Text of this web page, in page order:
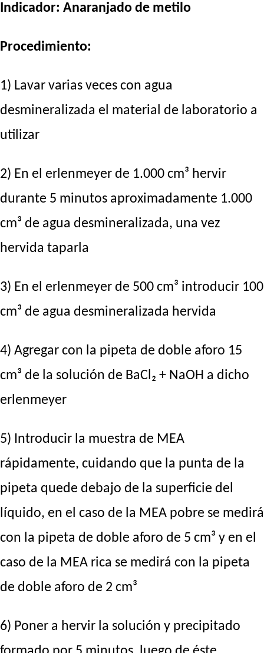
Indicador: Anaranjado de metilo
Procedimiento:
1) Lavar varias veces con agua
desmineralizada el material de laboratorio a
utilizar
2) En el erlenmeyer de 1.000 cm³ hervir
durante 5 minutos aproximadamente 1.000
cm³ de agua desmineralizada, una vez
hervida taparla
3) En el erlenmeyer de 500 cm³ introducir 100
cm³ de agua desmineralizada hervida
4) Agregar con la pipeta de doble aforo 15
cm³ de la solución de BaCl₂ + NaOH a dicho
erlenmeyer
5) Introducir la muestra de MEA
rápidamente, cuidando que la punta de la
pipeta quede debajo de la superficie del
líquido, en el caso de la MEA pobre se medirá
con la pipeta de doble aforo de 5 cm³ y en el
caso de la MEA rica se medirá con la pipeta
de doble aforo de 2 cm³
6) Poner a hervir la solución y precipitado